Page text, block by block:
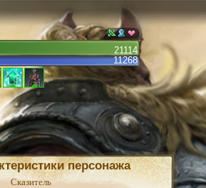
21114
11268
персонажа
Сказитель